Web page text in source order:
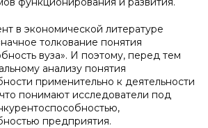
в экономической литературе
толкование понятия
вуза». И поэтому, перед тем
анализу понятия
применительно к деятельности
понимают исследователи под
предприятия.